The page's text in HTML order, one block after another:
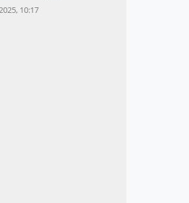
10:17